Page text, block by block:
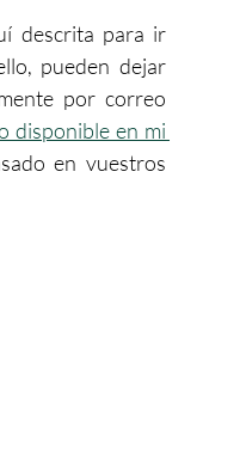
descrita para ir
pueden dejar
por correo
disponible en mi
en vuestros